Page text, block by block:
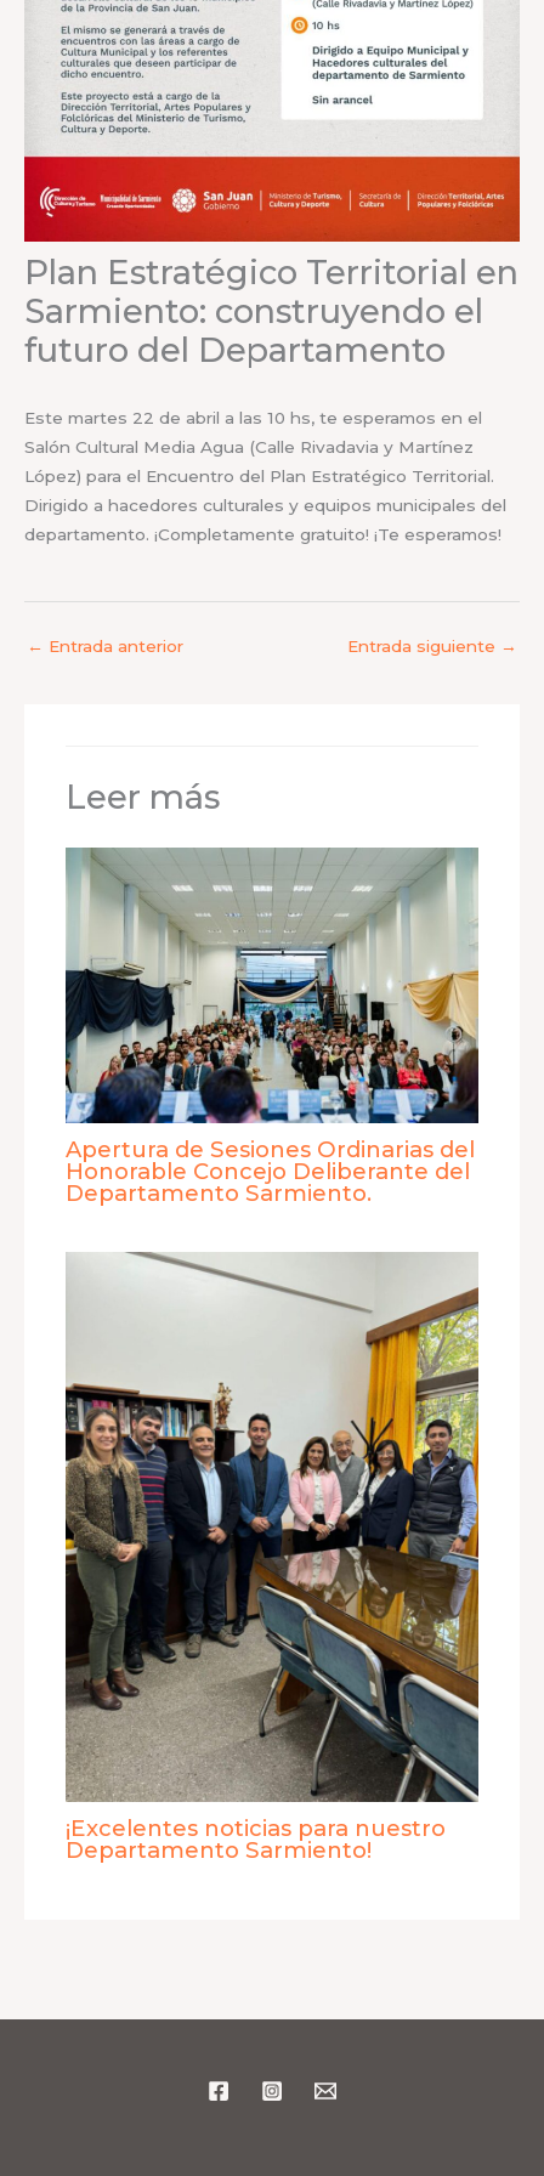
Plan Estratégico Territorial en
Sarmiento: construyendo el
futuro del Departamento
Este martes 22 de abril a las 10 hs, te esperamos en el
Salón Cultural Media Agua (Calle Rivadavia y Martínez
López) para el Encuentro del Plan Estratégico Territorial.
Dirigido a hacedores culturales y equipos municipales del
departamento. ¡Completamente gratuito! ¡Te esperamos!
← Entrada anterior Entrada siguiente →
Leer más
Apertura de Sesiones Ordinarias del
Honorable Concejo Deliberante del
Departamento Sarmiento.
¡Excelentes noticias para nuestro
Departamento Sarmiento!